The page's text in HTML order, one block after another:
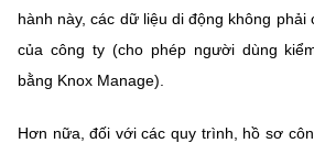
hành này, các dữ liệu di động không
của công ty (cho phép người dùng
bằng Knox Manage).
Hơn nữa, đối với các quy trình, hồ sơ